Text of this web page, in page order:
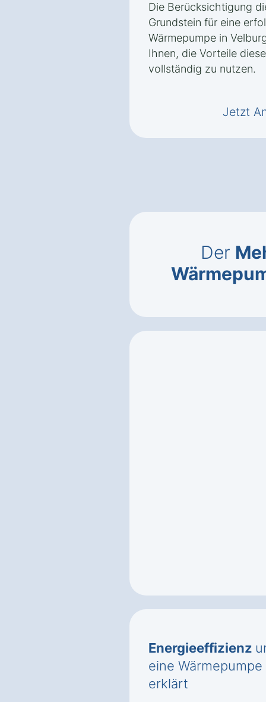
Die Berücksichtigung
Grundstein für eine
Wärmepumpe in
Ihnen, die Vorteile
vollständig zu nutzen.
Jetzt
Der
Energieeffizienz
eine
erklärt